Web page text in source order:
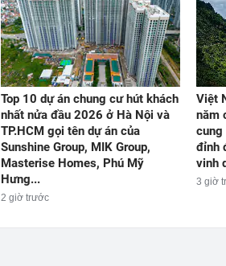
Top 10 dự án chung cư hút khách
nhất nửa đầu 2026 ở Hà Nội và
TP.HCM gọi tên dự án của
Sunshine Group, MIK Group,
Masterise Homes, Phú Mỹ
Hưng...
2 giờ trước
Việt
năm
cung
đỉnh
vinh
3 giờ